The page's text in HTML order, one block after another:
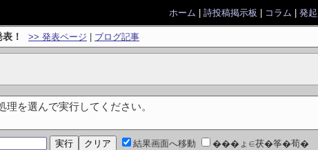
ホーム 詩投稿掲示板 コラム 発
！ >> 発表ページ ブログ記事
を選んで実行してください。
結果画面へ移動 ���ょ∈茯�筝�荀�